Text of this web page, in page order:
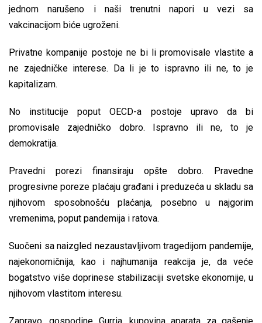
jednom narušeno i naši trenutni napori u vezi sa
vakcinacijom biće ugroženi.
Privatne kompanije postoje ne bi li promovisale vlastite a
ne zajedničke interese. Da li je to ispravno ili ne, to je
kapitalizam.
No institucije poput OECD-a postoje upravo da bi
promovisale zajedničko dobro. Ispravno ili ne, to je
demokratija.
Pravedni porezi finansiraju opšte dobro. Pravedne
progresivne poreze plaćaju građani i preduzeća u skladu sa
njihovom sposobnošću plaćanja, posebno u najgorim
vremenima, poput pandemija i ratova.
Suočeni sa naizgled nezaustavljivom tragedijom pandemije,
najekonomičnija, kao i najhumanija reakcija je, da veće
bogatstvo više doprinese stabilizaciji svetske ekonomije, u
njihovom vlastitom interesu.